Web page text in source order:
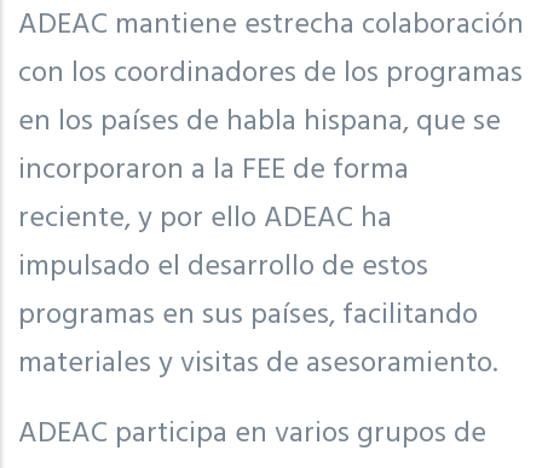
ADEAC mantiene estrecha colaboración
con los coordinadores de los programas
en los países de habla hispana, que se
incorporaron a la FEE de forma
reciente, y por ello ADEAC ha
impulsado el desarrollo de estos
programas en sus países, facilitando
materiales y visitas de asesoramiento.
ADEAC participa en varios grupos de